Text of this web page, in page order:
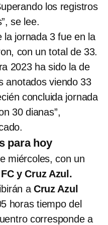
los registros
se lee.
la jornada 3 fue en la
con un total de 33.
2023 ha sido la de
anotados viendo 33
concluida jornada
30 dianas”,
para hoy
miércoles, con un
y Cruz Azul.
a Cruz Azul
horas tiempo del
corresponde a